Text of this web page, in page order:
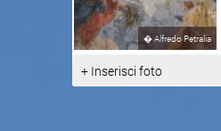
�Alfredo Petralia
+ Inserisci foto